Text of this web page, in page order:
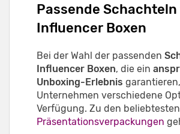
Passende
Influencer Boxen
Bei der Wahl der passenden
Influencer Boxen, die ein
Unboxing-Erlebnis
Unternehmen verschiedene
Verfügung. Zu den beliebtesten
Präsentationsverpackungen